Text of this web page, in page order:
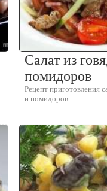
Салат из
помидоров
Рецепт приготовления
и помидоров